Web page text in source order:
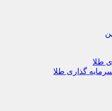
طلا
گذاری طلا